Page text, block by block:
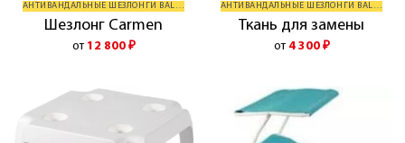
АНТИВАНДАЛЬНЫЕ ШЕЗЛОНГИ BALLIU
Шезлонг Carmen
от 12 800 ₽
АНТИВАНДАЛЬНЫЕ ШЕЗЛОНГИ BALLIU
Ткань для замены
от 4 300 ₽